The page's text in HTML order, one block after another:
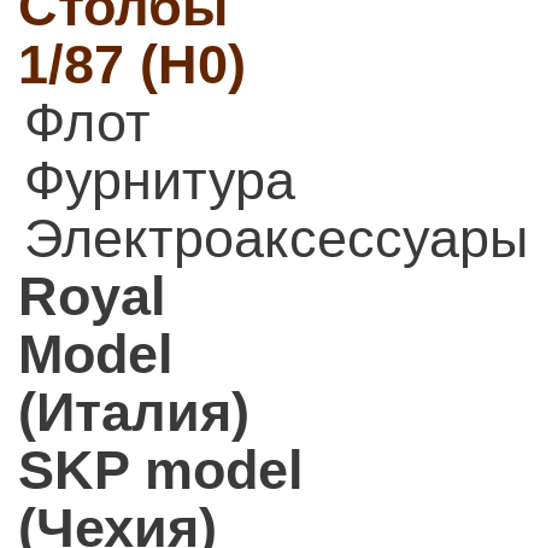
1/87 (H0)
Флот
Фурнитура
Электроаксессуары
Royal
Model
(Италия)
SKP model
(Чехия)